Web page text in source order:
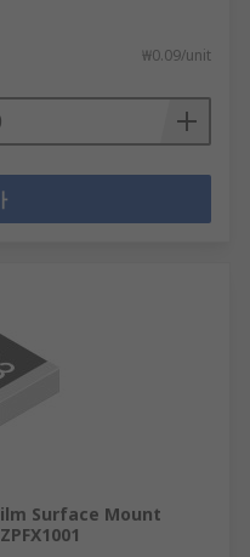
₩0.09/unit
Surface Mount